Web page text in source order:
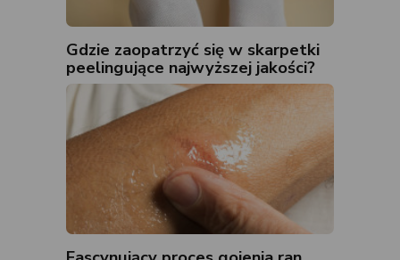
Gdzie zaopatrzyć się w skarpetki
peelingujące najwyższej jakości?